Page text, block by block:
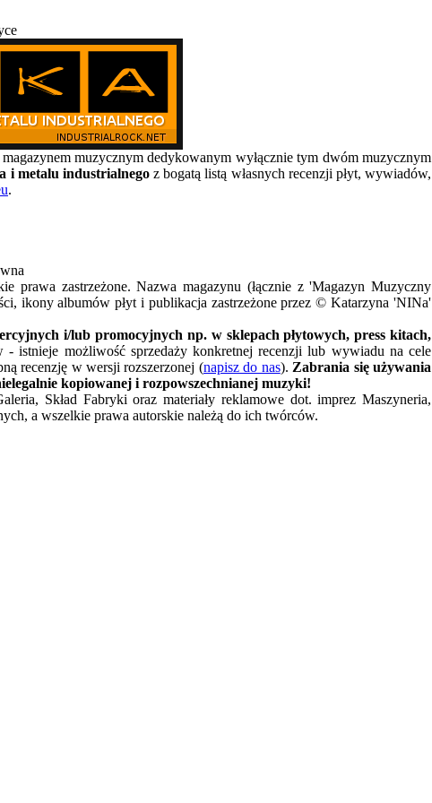
muzycznym dedykowanym wyłącznie tym dwóm muzycznym
i metalu industrialnegoz bogatą listą własnych recenzji płyt, wywiadów,
.
zastrzeżone. Nazwa magazynu (łącznie z 'Magazyn Muzyczny
ikony albumów płyt i publikacja zastrzeżone przez © Katarzyna 'NINa'
i/lub promocyjnych np. w sklepach płytowych, press kitach,
istnieje możliwość sprzedaży konkretnej recenzji lub wywiadu na cele
recenzję w wersji rozszerzonej (napisz do nas). Zabrania się używania
kopiowanej i rozpowszechnianej muzyki!
Skład Fabryki oraz materiały reklamowe dot. imprez Maszyneria,
a wszelkie prawa autorskie należą do ich twórców.